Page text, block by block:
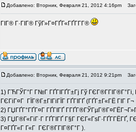
Добавлено: Вторник, Февраля 21, 2012 4:16pm
ГІГ® Г·ГІГ® ГўГ»Г¤ГҐГ«ГҐГ­Г­Г®
Добавлено: Вторник, Февраля 21, 2012 9:21pm
1) ГЋГЎГ°Г Г№Г ГҐГІГҐГ±Гј Гў
ГЄГіГ¤Г ГЇГ®Г±ГІГіГЇГ ГҐГІГҐ (ГҐГ±Г«ГЁ ГІГ Г¬
2) ГЏГҐГ°ГҐГ¤Г ГҐГІГҐ
3) ГЏГ®Г«ГіГ·Г ГҐГІГҐ Г§Г ГЄГ«ГѕГ·ГҐГ­ГЁГҐ,
Г¤ГҐГ«Г Г«Г ГЄГ®Г­ГІГ®Г°Г ).